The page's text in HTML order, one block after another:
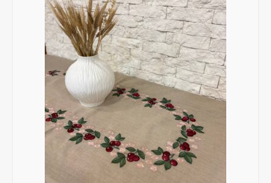
Маршруты – зональное деление
Адреса отделений ЗАО “Европочта”
График доставки по Беларуси СООО “M&M
Милитцер & Мюнх”
Корзина